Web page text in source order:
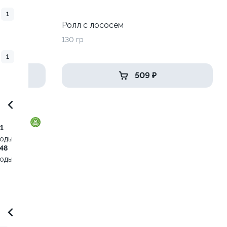
1
1
Ролл с лососем
130 гр
509 ₽